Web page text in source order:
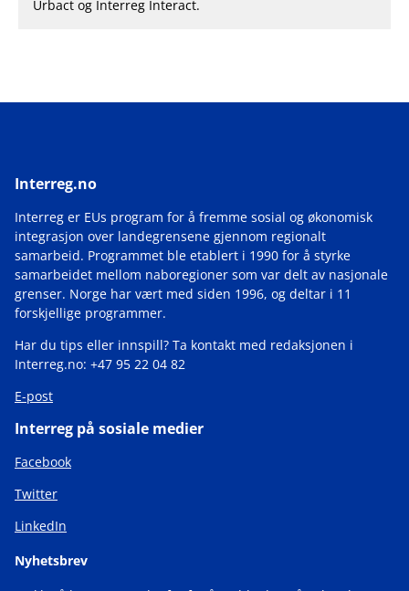
Urbact og Interreg Interact.
Interreg.no
Interreg er EUs program for å fremme sosial og økonomisk
integrasjon over landegrensene gjennom regionalt
samarbeid. Programmet ble etablert i 1990 for å styrke
samarbeidet mellom naboregioner som var delt av nasjonale
grenser. Norge har vært med siden 1996, og deltar i 11
forskjellige programmer.
Har du tips eller innspill? Ta kontakt med redaksjonen i
Interreg.no: +47 95 22 04 82
E-post
Interreg på sosiale medier
Facebook
Twitter
LinkedIn
Nyhetsbrev